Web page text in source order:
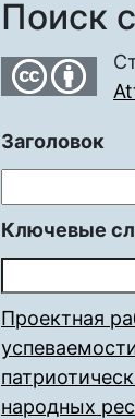
Поиск
Заголовок
Ключевые
Проектная
народных